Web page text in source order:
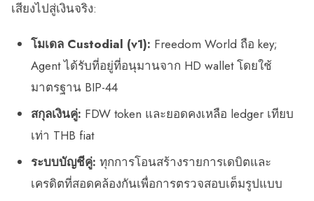
เสียงไปสู่เงินจริง:
โมเดล Custodial (v1): Freedom World ถือ key;
Agent ได้รับที่อยู่ที่อนุมานจาก HD wallet โดยใช้
มาตรฐาน BIP-44
สกุลเงินคู่: FDW token และยอดคงเหลือ ledger เทียบ
เท่า THB fiat
ระบบบัญชีคู่: ทุกการโอนสร้างรายการเดบิตและ
เครดิตที่สอดคล้องกันเพื่อการตรวจสอบเต็มรูปแบบ